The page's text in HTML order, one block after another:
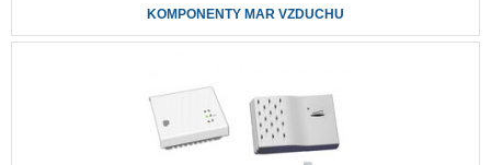
KOMPONENTY MAR VZDUCHU